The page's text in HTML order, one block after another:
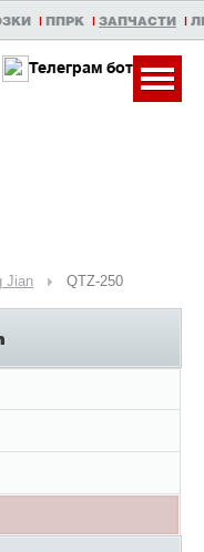
| ППРК | ЗАПЧАСТИ |
Телеграм бот
Jian QTZ-250